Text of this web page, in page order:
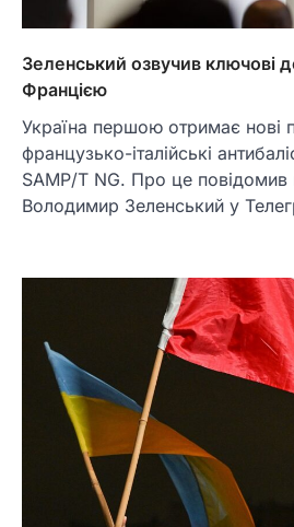
Зеленський озвучив ключові
Францією
Україна першою отримає нові
французько-італійські
SAMP/T NG. Про це повідомив
Володимир Зеленський у